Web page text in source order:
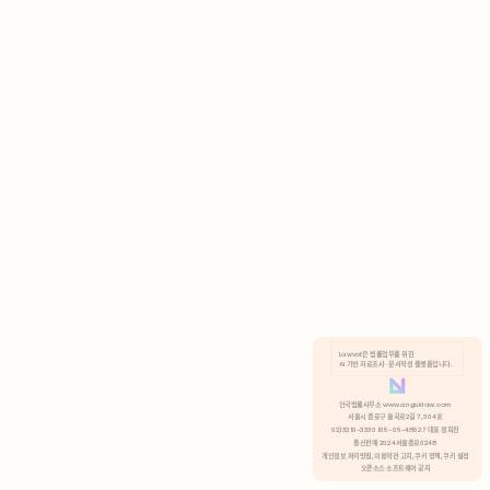
분석 쿠키 허용
Lawvot은 법률업무를 위한
AI 기반 자료조사 · 문서작성 플랫폼입니다.
안국법률사무소 www.anguklaw.com
서울시 종로구 율곡로2길 7, 304호
02)3210-3330 105-05-48527 대표 정희찬
통신판매 2024서울종로0248
개인정보 처리방침, 이용약관 고지, 쿠키 정책, 쿠키 설정
오픈소스 소프트웨어 공지